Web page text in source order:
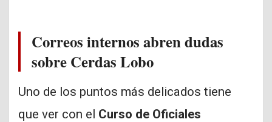
Correos internos abren dudas
sobre Cerdas Lobo
Uno de los puntos más delicados tiene
que ver con el Curso de Oficiales